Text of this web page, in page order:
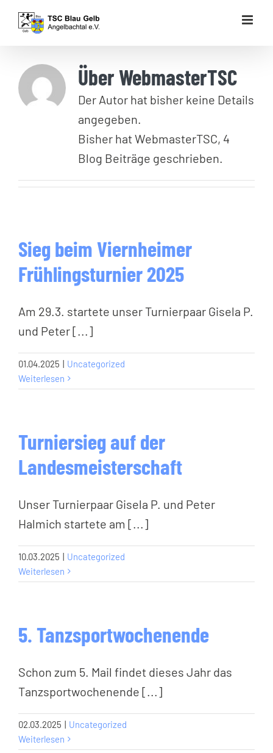
Zum
Inhalt
ÜberWebmasterTSC
Der Autor hat bisher keine Details
angegeben.
Bisher hat WebmasterTSC, 4
Blog Beiträge geschrieben.
Sieg beim Viernheimer
Frühlingsturnier 2025
Am 29.3. startete unser Turnierpaar Gisela P.
und Peter [...]
01.04.2025 | Uncategorized
Weiterlesen
Turniersieg auf der
Landesmeisterschaft
Unser Turnierpaar Gisela P. und Peter
Halmich startete am [...]
10.03.2025 | Uncategorized
Weiterlesen
5. Tanzsportwochenende
Schon zum 5. Mail findet dieses Jahr das
Tanzsportwochenende [...]
02.03.2025 | Uncategorized
Weiterlesen